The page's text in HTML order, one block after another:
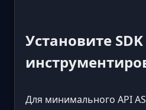
Установите
Для минимального API